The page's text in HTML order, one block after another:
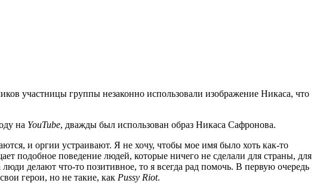
участницы группы незаконно использовали изображение Никаса, что
на YouTube, дважды был использован образ Никаса Сафронова.
и оргии устраивают. Я не хочу, чтобы мое имя было хоть как-то
подобное поведение людей, которые ничего не сделали для страны, для
делают что-то позитивное, то я всегда рад помочь. В первую очередь
герои, но не такие, как Pussy Riot.